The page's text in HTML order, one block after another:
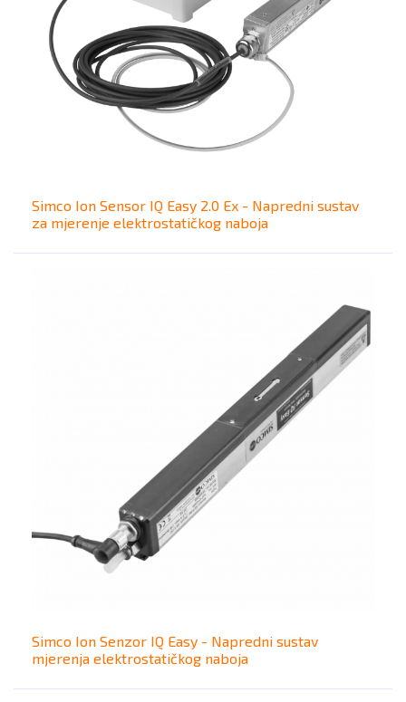
Simco Ion Sensor IQ Easy 2.0 Ex - Napredni sustav
za mjerenje elektrostatičkog naboja
Simco Ion Senzor IQ Easy - Napredni sustav
mjerenja elektrostatičkog naboja